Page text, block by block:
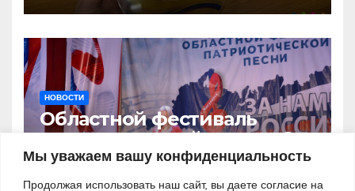
Мы уважаем вашу конфиденциальность
Продолжая использовать наш сайт, вы даете согласие на
НОВОСТИ
Областной фестиваль
патриотической песни «За
нами – Россия!»